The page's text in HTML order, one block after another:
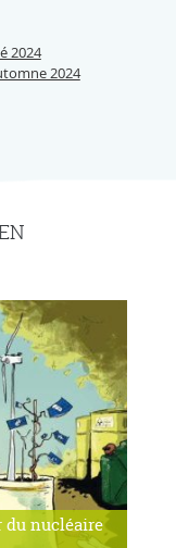
2024
2024
du nucléaire